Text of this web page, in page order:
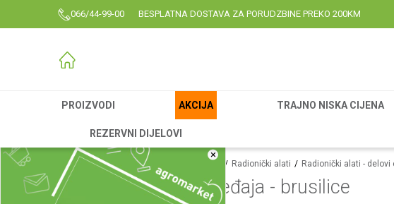
066/44-99-00 BESPLATNA DOSTAVA ZA PORUDZBINE PREKO 200KM
PROIZVODI AKCIJA TRAJNO NISKA CIJENA
REZERVNI DIJELOVI
×
Agromarket Proizvodi Radionički alati Radionički alati -
Delovi električnih uređaja - brusilice